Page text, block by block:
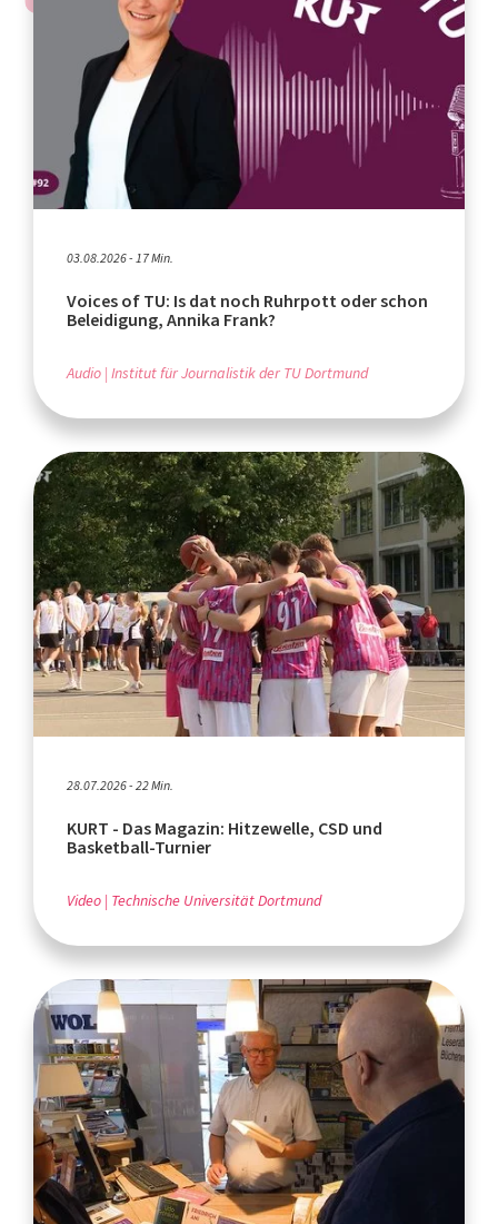
03.08.2026 - 17 Min.
Voices of TU: Is dat noch Ruhrpott oder schon
Beleidigung, Annika Frank?
Audio Institut für Journalistik der TU Dortmund
28.07.2026 - 22 Min.
KURT - Das Magazin: Hitzewelle, CSD und
Basketball-Turnier
Video Technische Universität Dortmund